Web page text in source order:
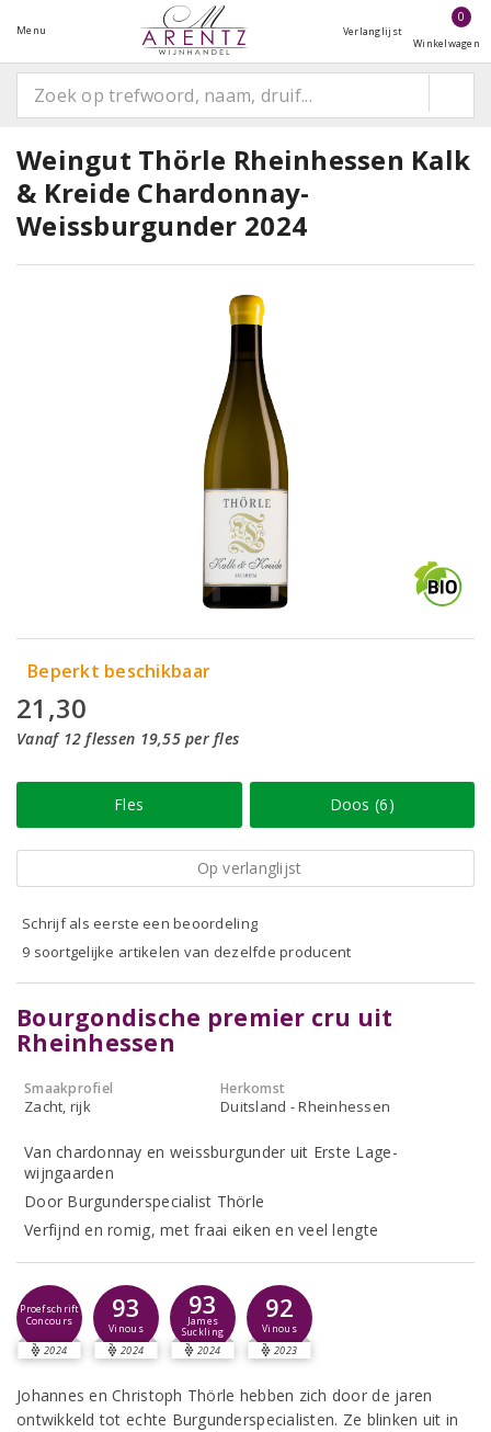
Menu Verlanglijst
0
Winkelwagen
Weingut Thörle Rheinhessen Kalk
& Kreide Chardonnay-
Weissburgunder 2024
Beperkt beschikbaar
21,30
Vanaf 12 flessen 19,55 per fles
Fles Doos (6)
Op verlanglijst
Schrijf als eerste een beoordeling
9 soortgelijke artikelen van dezelfde producent
Bourgondische premier cru uit
Rheinhessen
Smaakprofiel
Zacht, rijk
Herkomst
Duitsland - Rheinhessen
Van chardonnay en weissburgunder uit Erste Lage-
wijngaarden
Door Burgunderspecialist Thörle
Verfijnd en romig, met fraai eiken en veel lengte
Proefschrift
Concours
2024
93
Vinous
2024
93
James
Suckling
2024
92
Vinous
2023
Johannes en Christoph Thörle hebben zich door de jaren
ontwikkeld tot echte Burgunderspecialisten. Ze blinken uit in